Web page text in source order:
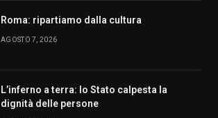
Roma: ripartiamo dalla cultura
AGOSTO 7, 2026
L’inferno a terra: lo Stato calpesta la
dignità delle persone